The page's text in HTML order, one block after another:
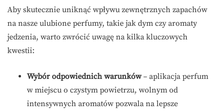
Aby skutecznie uniknąć wpływu zewnętrznych zapachów
na nasze ulubione perfumy, takie jak dym czy aromaty
jedzenia, warto zwrócić uwagę na kilka kluczowych
kwestii:
Wybór odpowiednich warunków– aplikacja perfum
w miejscu o czystym powietrzu, wolnym od
intensywnych aromatów pozwala na lepsze